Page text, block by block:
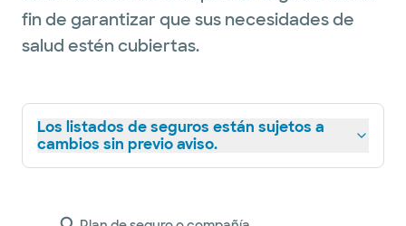
fin de garantizar que sus necesidades de
salud estén cubiertas.
Los listados de seguros están sujetos a
cambios sin previo aviso.